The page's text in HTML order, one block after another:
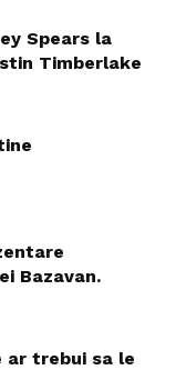
Spears la
Timberlake
Bazavan.
ar trebui sa le